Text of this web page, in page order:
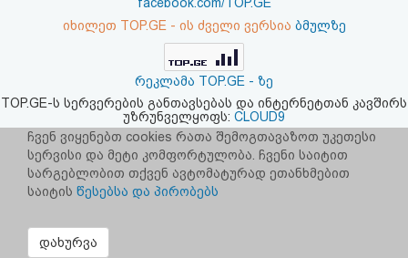
შეთანხმება
პასუხისმგებლობის
უარყოფა
facebook.com/TOP.GE
იხილეთ TOP.GE - ის ძველი ვერსია ბმულზე
რეკლამა TOP.GE - ზე
TOP.GE-ს სერვერების განთავსებას და ინტერნეტთან კავშირს
უზრუნველყოფს: CLOUD9
ჩვენ ვიყენებთ cookies რათა შემოგთავაზოთ უკეთესი
სერვისი და მეტი კომფორტულობა. ჩვენი საიტით
სარგებლობით თქვენ ავტომატურად ეთანხმებით
საიტის წესებსა და პირობებს
დახურვა